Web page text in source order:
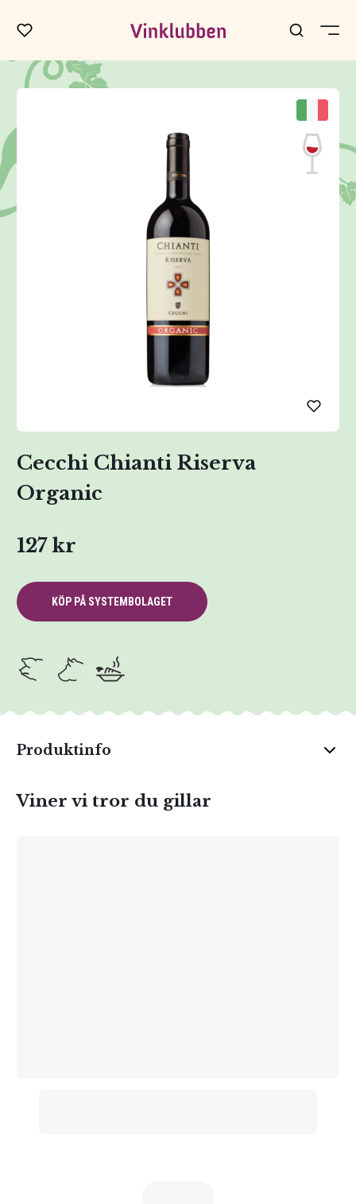
Cecchi Chianti Riserva
Organic
127 kr
KÖP PÅ SYSTEMBOLAGET
Produktinfo
Viner vi tror du gillar